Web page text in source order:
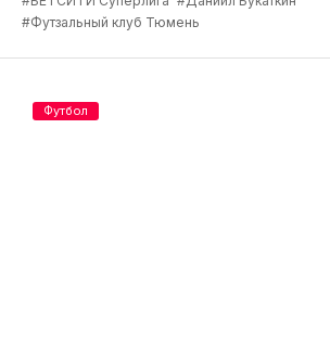
#Футзальный клуб Тюмень
Футбол